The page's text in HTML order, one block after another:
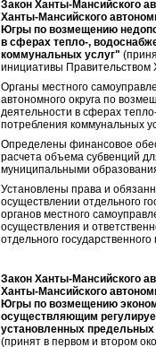
Закон Ханты-Мансийского
Ханты-Мансийского
Югры по возмещению
в сферах тепло-,
коммунальных услуг"
инициативы Правительством
Органы местного
автономного округа по
деятельности в сферах
потребления коммунальных
Определены финансовое
расчета объема субвенций
муниципальными
Установлены права и
осуществлении отдельного
органов местного
осуществления и
отдельного
Закон Ханты-Мансийского
Ханты-Мансийского
Югры по возмещению
осуществляющим
установленных
(принят в первом и втором